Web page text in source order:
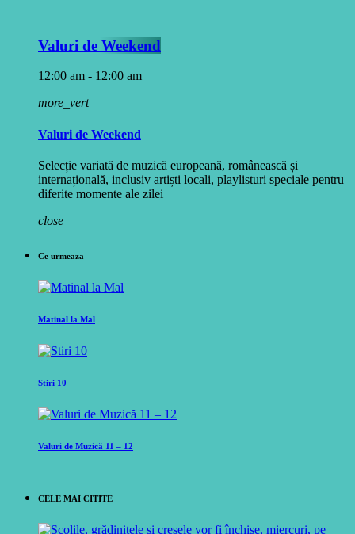
Valuri de Weekend
12:00 am - 12:00 am
more_vert
Valuri de Weekend
Selecție variată de muzică europeană, românească și
internațională, inclusiv artiști locali, playlisturi speciale pentru
diferite momente ale zilei
close
Ce urmeaza
Matinal la Mal
Stiri 10
Valuri de Muzică 11 – 12
CELE MAI CITITE